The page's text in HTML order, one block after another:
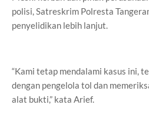
polisi, Satreskrim Polresta
penyelidikan lebih lanjut.
“Kami tetap mendalami kasus ini,
dengan pengelola tol dan
alat bukti,” kata Arief.